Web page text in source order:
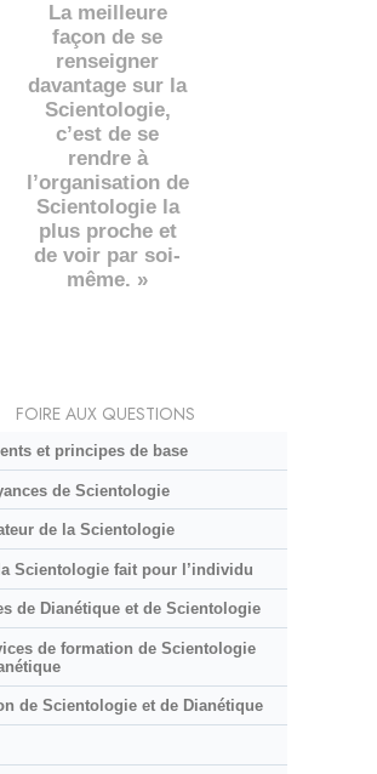
La meilleure
façon de se
renseigner
davantage sur la
Scientologie,
c’est de se
rendre à
l’organisation de
Scientologie la
plus proche et
de voir par soi-
même. »
FOIRE AUX QUESTIONS
et principes de base
de Scientologie
de la Scientologie
Scientologie fait pour l’individu
de Dianétique et de Scientologie
de formation de Scientologie
de Scientologie et de Dianétique